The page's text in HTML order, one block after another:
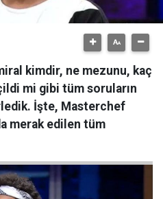
kimdir, ne mezunu, kaç
mi gibi tüm soruların
İşte, Masterchef
merak edilen tüm